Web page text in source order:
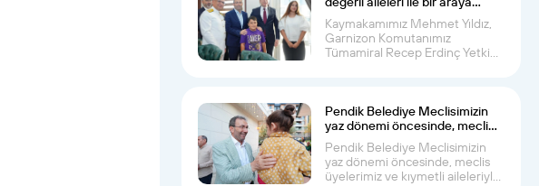
geldik
Kaymakamımız Mehmet Yıldız,
Garnizon Komutanımız
Tümamiral Recep Erdinç Yetkin
Pendik Belediye Meclisimizin
yaz dönemi öncesinde, meclis
üyelerimiz ve kıymetli aileleriyle
bir araya geldik
Pendik Belediye Meclisimizin
yaz dönemi öncesinde, meclis
üyelerimiz ve kıymetli aileleriyle